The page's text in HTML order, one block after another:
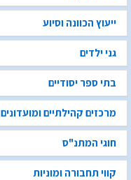
ייעוץ הכוונה וסיוע
גני ילדים
בתי ספר יסודיים
מרכזים קהילתיים ומועדונים
חוגי המתנ"ס
קווי תחבורה ומוניות